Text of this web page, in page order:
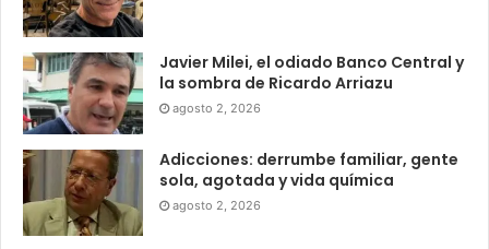
Javier Milei, el odiado Banco Central y
la sombra de Ricardo Arriazu
agosto 2, 2026
Adicciones: derrumbe familiar, gente
sola, agotada y vida química
agosto 2, 2026